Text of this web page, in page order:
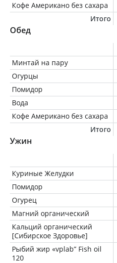
Кофе Американо без сахара
Итого
Обед
Минтай на пару
Огурцы
Помидор
Вода
Кофе Американо без сахара
Итого
Ужин
Куриные Желудки
Помидор
Огурец
Магний органический
Кальций органический
[Сибирское Здоровье]
Рыбий жир «vplab” Fish oil
120